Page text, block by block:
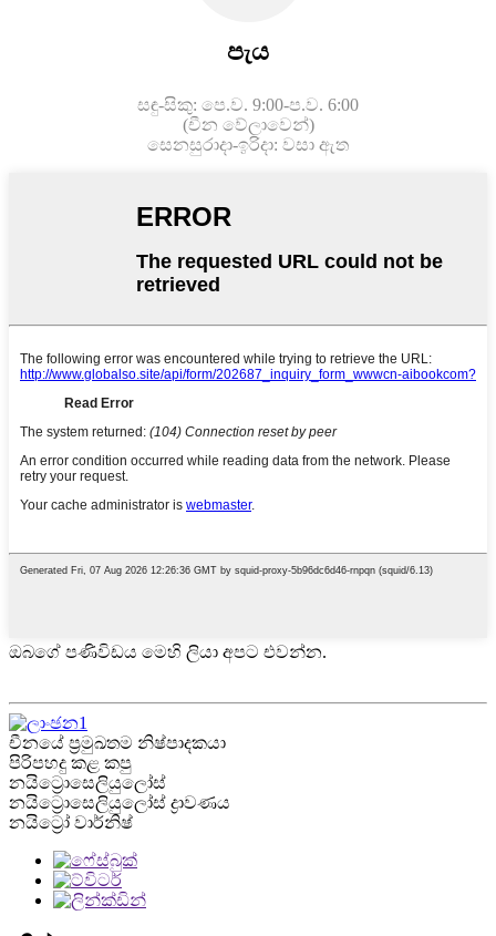
පැය
සඳු-සිකු: පෙ.ව. 9:00-ප.ව. 6:00
(චීන වේලාවෙන්)
සෙනසුරාදා-ඉරිදා: වසා ඇත
ඔබගේ පණිවිඩය මෙහි ලියා අපට එවන්න.
චීනයේ ප්‍රමුඛතම නිෂ්පාදකයා
පිරිපහදු කළ කපු
නයිට්‍රොසෙලියුලෝස්
නයිට්‍රොසෙලියුලෝස් ද්‍රාවණය
නයිට්‍රෝ වාර්නිෂ්